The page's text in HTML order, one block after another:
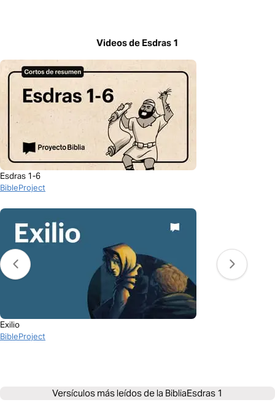
Videos de Esdras 1
Esdras 1-6
BibleProject
Exilio
BibleProject
Versículos más leídos de la BibliaEsdras 1